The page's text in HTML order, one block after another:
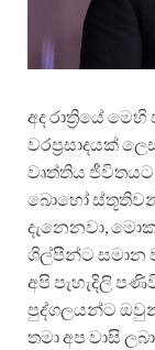
අද රාත්‍රියේ
වරප්‍රසාදයක්
වෘත්තිය ජීවිතයට
බොහෝ
දැනෙනවා,
ශිල්පීන්ට සමාන
අපි පැහැදිලි
පුද්ගලයන්ට
තමා අප වාසි